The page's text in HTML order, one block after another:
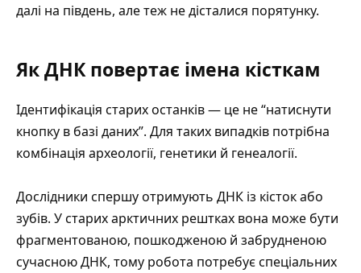
далі на південь, але теж не дісталися порятунку.
Як ДНК повертає імена кісткам
Ідентифікація старих останків — це не “натиснути
кнопку в базі даних”. Для таких випадків потрібна
комбінація археології, генетики й генеалогії.
Дослідники спершу отримують ДНК із кісток або
зубів. У старих арктичних рештках вона може бути
фрагментованою, пошкодженою й забрудненою
сучасною ДНК, тому робота потребує спеціальних